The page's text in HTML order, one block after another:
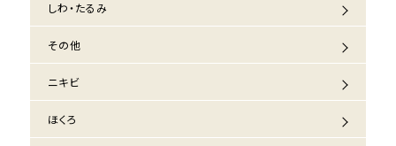
しわ・たるみ
その他
ニキビ
ほくろ